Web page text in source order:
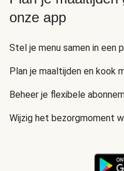
onze app
Stel je menu samen in een
Plan je maaltijden en kook
Beheer je flexibele
Wijzig het bezorgmoment